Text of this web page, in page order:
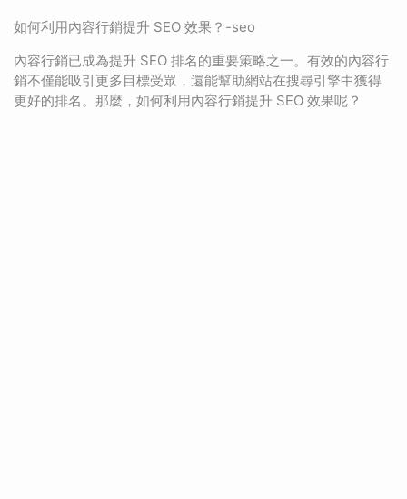
如何利用內容行銷提升 SEO 效果？-seo
內容行銷已成為提升 SEO 排名的重要策略之一。有效的內容行
銷不僅能吸引更多目標受眾，還能幫助網站在搜尋引擎中獲得
更好的排名。那麼，如何利用內容行銷提升 SEO 效果呢？